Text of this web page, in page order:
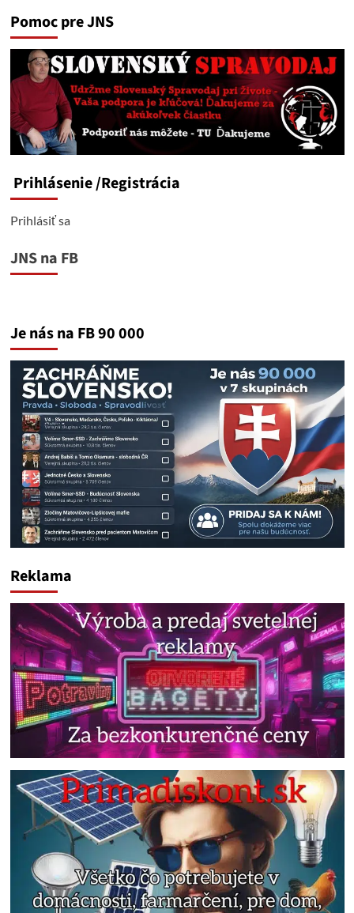
Pomoc pre JNS
Prihlásenie/Registrácia
Prihlásiť sa
JNS na FB
Je nás na FB 90 000
Reklama